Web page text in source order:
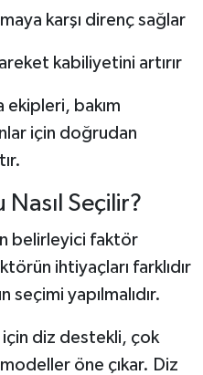
karşı direnç sağlar
kabiliyetini artırır
ekipleri, bakım
için doğrudan
Seçilir?
belirleyici faktör
ihtiyaçları farklıdır
yapılmalıdır.
için diz destekli, çok
modeller öne çıkar. Diz